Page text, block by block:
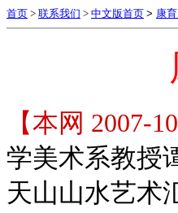
首页 > 联系我们 > 中文版首页 > 康
【本网 2007-
学美术系教授
天山山水艺术